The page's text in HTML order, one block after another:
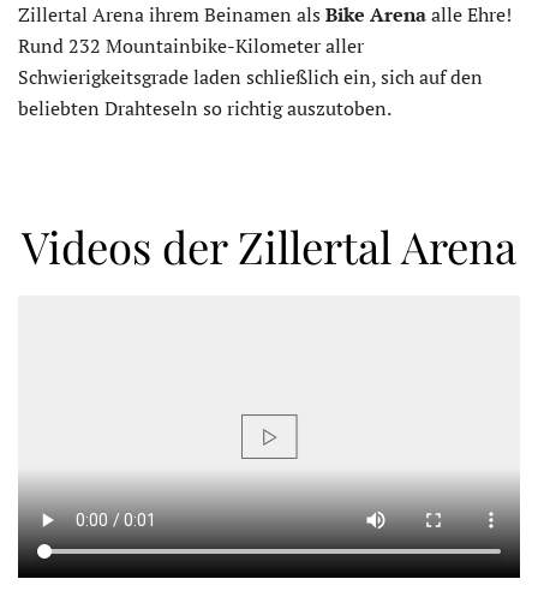
Zillertal Arena ihrem Beinamen als Bike Arenaalle Ehre!
Rund 232 Mountainbike-Kilometer aller
Schwierigkeitsgrade laden schließlich ein, sich auf den
beliebten Drahteseln so richtig auszutoben.
Videos der Zillertal Arena